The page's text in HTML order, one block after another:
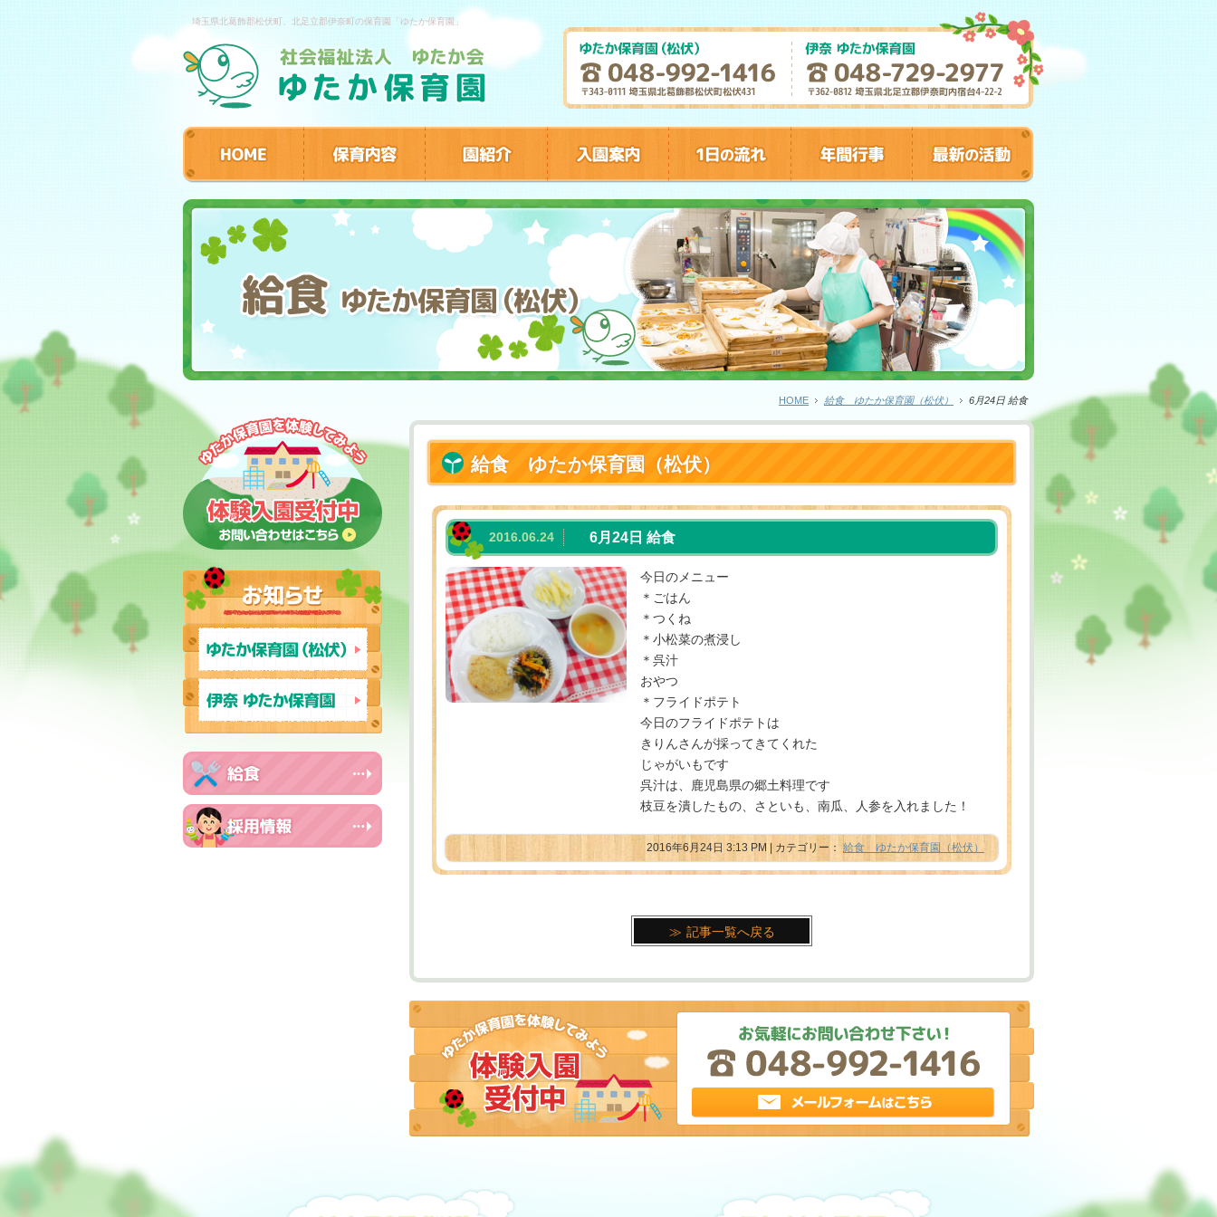
埼玉県北葛飾郡松伏町、北足立郡伊奈町の保育園「ゆたか保育園」
HOME 給食 ゆたか保育園（松伏） 6月24日 給食
給食 ゆたか保育園（松伏）
6月24日 給食
2016.06.24
今日のメニュー
＊ごはん
＊つくね
＊小松菜の煮浸し
＊呉汁
おやつ
＊フライドポテト
今日のフライドポテトは
きりんさんが採ってきてくれた
じゃがいもです
呉汁は、鹿児島県の郷土料理です
枝豆を潰したもの、さといも、南瓜、人参を入れました！
2016年6月24日 3:13 PM | カテゴリー： 給食 ゆたか保育園（松伏）
記事一覧へ戻る